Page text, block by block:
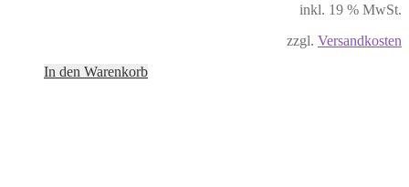
inkl. 19 % MwSt.
zzgl. Versandkosten
In den Warenkorb